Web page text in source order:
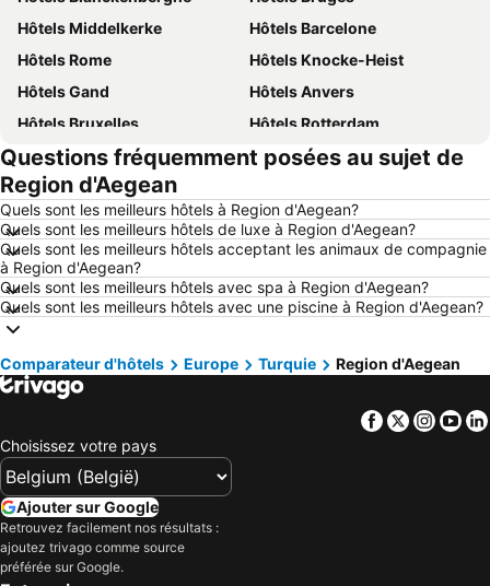
Hôtels Middelkerke
Hôtels Barcelone
Hôtels Rome
Hôtels Knocke-Heist
Hôtels Gand
Hôtels Anvers
Hôtels Bruxelles
Hôtels Rotterdam
Hôtels Maastricht
Hôtels Durbuy
Hôtels Hasselt
Hôtels Boulogne-sur-Mer
Hôtels Le Coq
Hôtels Le Touquet-Paris-Plage
Hôtels Dunkerque
Hôtels Málaga
Hôtels Ardennes belges
Hôtels France
Hôtels Ténérife
Hôtels Italie
Hôtels Normandie
Hôtels Île de Rhodes
Hôtels Lac de Garde
Hôtels Bretagne
Hôtels Sicile
Hôtels Grande Canarie
Questions fréquemment posées au sujet de
Region d'Aegean
Quels sont les meilleurs hôtels à Region d'Aegean?
Quels sont les meilleurs hôtels de luxe à Region d'Aegean?
Quels sont les meilleurs hôtels acceptant les animaux de compagnie
à Region d'Aegean?
Quels sont les meilleurs hôtels avec spa à Region d'Aegean?
Quels sont les meilleurs hôtels avec une piscine à Region d'Aegean?
Comparateur d'hôtels Europe Turquie Region d'Aegean
Facebook
Twitter
Choisissez votre pays
Ajouter sur Google
Retrouvez facilement nos résultats :
ajoutez trivago comme source
préférée sur Google.